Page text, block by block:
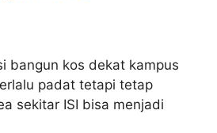
bangun kos dekat kampus
padat tetapi tetap
sekitar ISI bisa menjadi